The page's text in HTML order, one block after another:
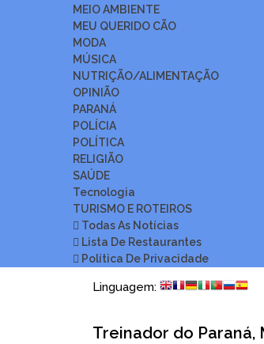
MEIO AMBIENTE
MEU QUERIDO CÃO
MODA
MÚSICA
NUTRIÇÃO/ALIMENTAÇÃO
OPINIÃO
PARANÁ
POLÍCIA
POLÍTICA
RELIGIÃO
SAÚDE
Tecnologia
TURISMO E ROTEIROS
Todas As Notícias
Lista De Restaurantes
Política De Privacidade
Linguagem:
Treinador do Paraná,